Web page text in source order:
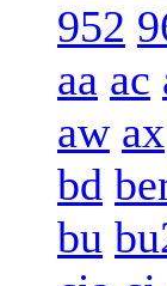
952
aa ac
aw ax
bd
bu